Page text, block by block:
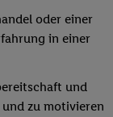
oder einer
in einer
und
zu motivieren